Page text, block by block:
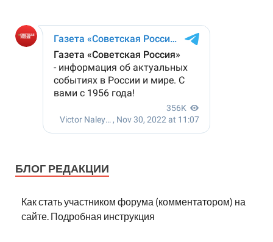
БЛОГ РЕДАКЦИИ
Как стать участником форума (комментатором) на
сайте. Подробная инструкция